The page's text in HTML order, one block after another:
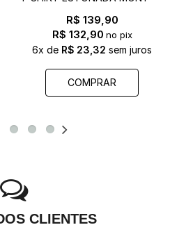
R$ 139,90
R$ 132,90 no pix
6x de R$ 23,32 sem juros
COMPRAR
CLIENTES